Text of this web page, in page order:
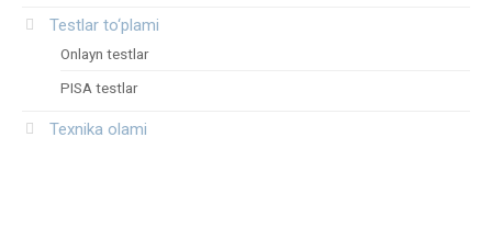
Testlar to‘plami
Onlayn testlar
PISA testlar
Texnika olami